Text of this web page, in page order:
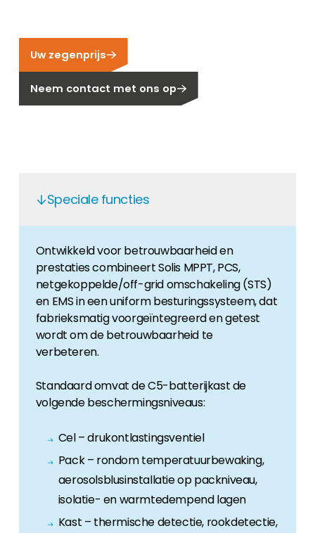
Ben je op zoek naar een baan in de
hernieuwbare energiesector? Dan ben je hier
aan het juiste adres!
Huiseigenaar
Uw zegenprijs
Neem contact met ons op
Speciale functies
Ontwikkeld voor betrouwbaarheid en
prestaties combineert Solis MPPT, PCS,
netgekoppelde/off-grid omschakeling (STS)
en EMS in een uniform besturingssysteem, dat
fabrieksmatig voorgeïntegreerd en getest
wordt om de betrouwbaarheid te
verbeteren.
Standaard omvat de C5-batterijkast de
volgende beschermingsniveaus:
Cel – drukontlastingsventiel
Pack – rondom temperatuurbewaking,
aerosolsblusinstallatie op packniveau,
isolatie- en warmtedempend lagen
Kast – thermische detectie, rookdetectie,